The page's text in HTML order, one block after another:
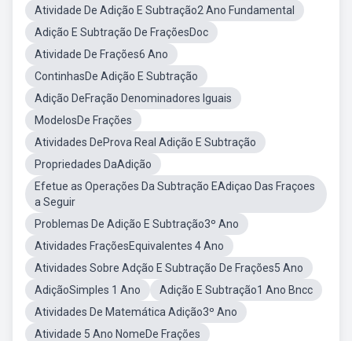
Atividade De Adição E Subtração2 Ano Fundamental
Adição E Subtração De FraçõesDoc
Atividade De Frações6 Ano
ContinhasDe Adição E Subtração
Adição DeFração Denominadores Iguais
ModelosDe Frações
Atividades DeProva Real Adição E Subtração
Propriedades DaAdição
Efetue as Operações Da Subtração EAdiçao Das Fraçoes
a Seguir
Problemas De Adição E Subtração3º Ano
Atividades FraçõesEquivalentes 4 Ano
Atividades Sobre Adção E Subtração De Frações5 Ano
AdiçãoSimples 1 Ano
Adição E Subtração1 Ano Bncc
Atividades De Matemática Adição3º Ano
Atividade 5 Ano NomeDe Frações